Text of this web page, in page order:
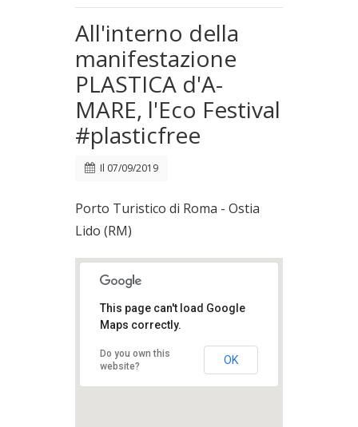
All'interno della
manifestazione
PLASTICA d'A-
MARE, l'Eco Festival
#plasticfree
Il 07/09/2019
Porto Turistico di Roma - Ostia
Lido (RM)
This page can't load Google
Maps correctly.
Do you own this
website?
OK